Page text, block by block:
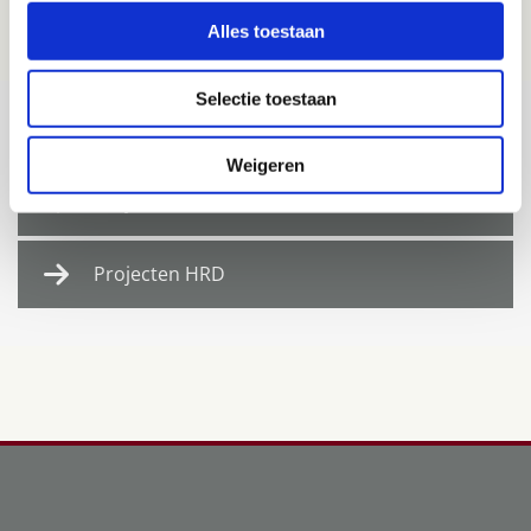
Alles toestaan
Selectie toestaan
Weigeren
Afgeronde projecten
Projecten HRM
Projecten HRD